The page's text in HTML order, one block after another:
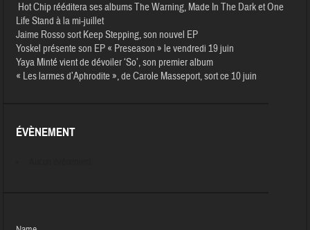
Hot Chip rééditera ses albums The Warning, Made In The Dark et One
Life Stand à la mi-juillet
Jaime Rosso sort Keep Stepping, son nouvel EP
Yoskel présente son EP « Preseason » le vendredi 19 juin
Yaya Minté vient de dévoiler ‘So’, son premier album
« Les larmes d’Aphrodite », de Carole Masseport, sort ce 10 juin
ÉVÈNEMENT